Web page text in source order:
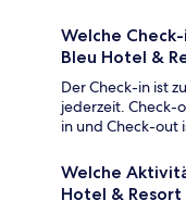
Welche
Bleu Hotel &
Der Check-in ist
jederzeit. Check-
in und Check-out
Welche
Hotel &